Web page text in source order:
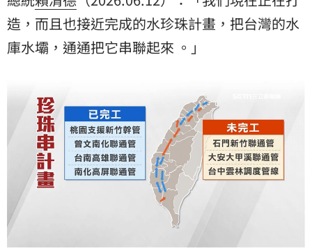
造，而且也接近完成的水珍珠計畫，把台灣的水
庫水壩，通通把它串聯起來 。」